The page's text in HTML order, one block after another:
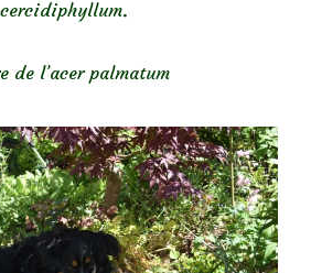
cercidiphyllum.
de l’acer palmatum